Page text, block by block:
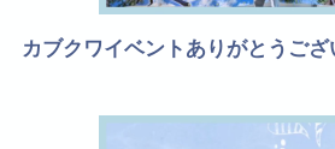
カブクワイベントありがとうござ